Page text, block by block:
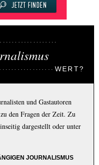
WERT?
und Gastautoren
den Fragen der Zeit. Zu
dargestellt oder unter
JOURNALISMUS